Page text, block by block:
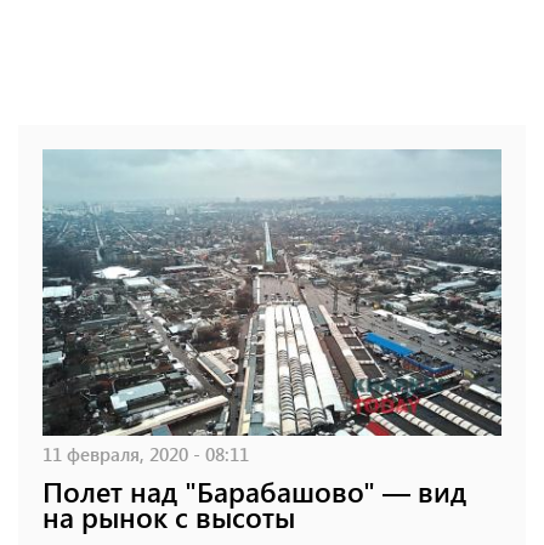
11 февраля, 2020 - 08:11
Полет над "Барабашово" — вид
на рынок с высоты